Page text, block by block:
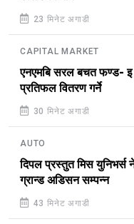
23 मिनेट अगाडी
CAPITAL MARKET
एनएमबि सरल बचत फण्ड-
प्रतिफल वितरण गर्ने
30 मिनेट अगाडी
AUTO
दिपल प्रस्तुत मिस युनिभर्स
ग्रान्ड अडिसन सम्पन्न
43 मिनेट अगाडी